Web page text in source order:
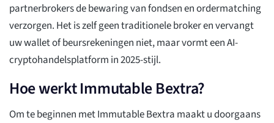
partnerbrokers de bewaring van fondsen en ordermatching
verzorgen. Het is zelf geen traditionele broker en vervangt
uw wallet of beursrekeningen niet, maar vormt een AI-
cryptohandelsplatform in 2025-stijl.
Hoe werkt Immutable Bextra?
Om te beginnen met Immutable Bextra maakt u doorgaans